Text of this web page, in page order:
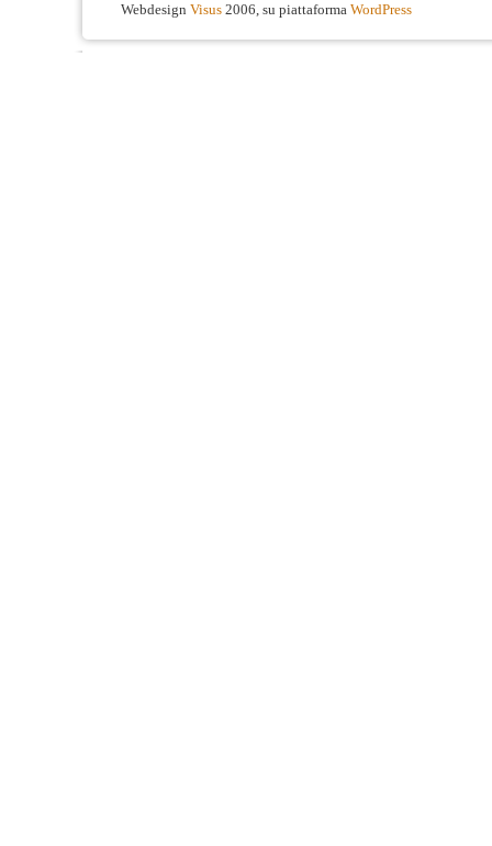
Webdesign Visus 2006, su piattaforma WordPress